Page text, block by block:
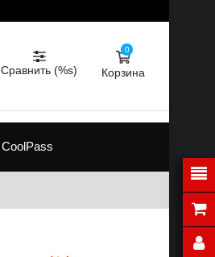
Сравнить (%s) Корзина
0
CoolPass